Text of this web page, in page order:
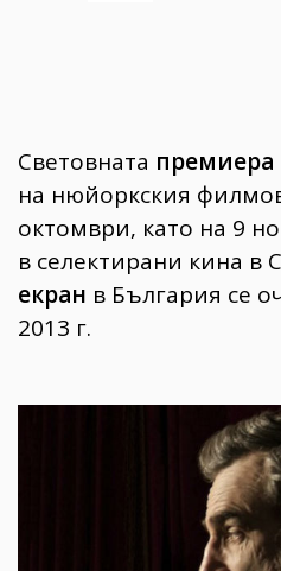
Световната премиера
на нюйоркския
октомври, като на 9
в селектирани кина в
екран в България се
2013 г.